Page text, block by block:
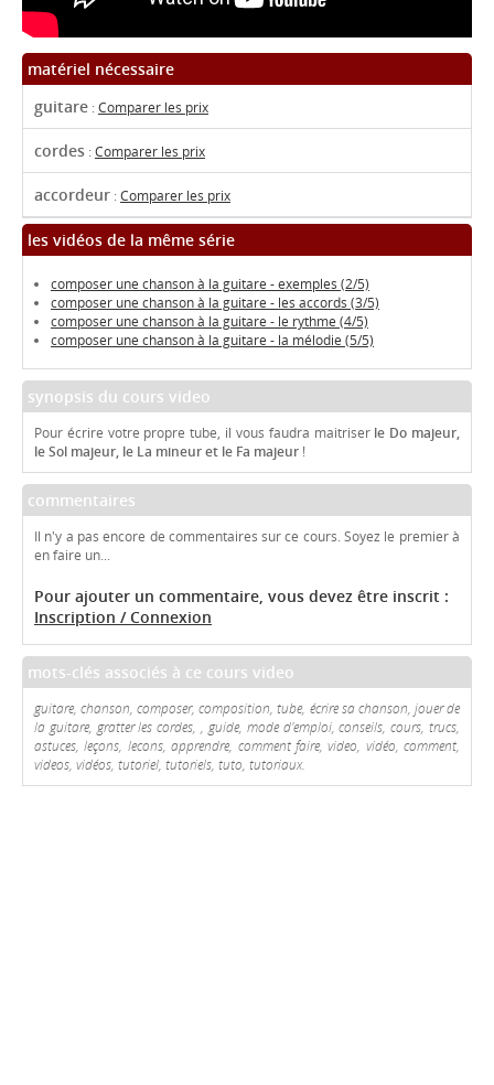
matériel nécessaire
guitare :Comparer les prix
cordes :Comparer les prix
accordeur :Comparer les prix
les vidéos de la même série
composer une chanson à la guitare - exemples (2/5)
composer une chanson à la guitare - les accords (3/5)
composer une chanson à la guitare - le rythme (4/5)
composer une chanson à la guitare - la mélodie (5/5)
synopsis du cours video
Pour écrire votre propre tube, il vous faudra maitriser le Do majeur,
le Sol majeur, le La mineur et le Fa majeur !
commentaires
Il n'y a pas encore de commentaires sur ce cours. Soyez le premier à
en faire un...
Pour ajouter un commentaire, vous devez être inscrit :
Inscription / Connexion
mots-clés associés à ce cours video
guitare, chanson, composer, composition, tube, écrire sa chanson, jouer de
la guitare, gratter les cordes, , guide, mode d'emploi, conseils, cours, trucs,
astuces, leçons, lecons, apprendre, comment faire, video, vidéo, comment,
videos, vidéos, tutoriel, tutoriels, tuto, tutoriaux.